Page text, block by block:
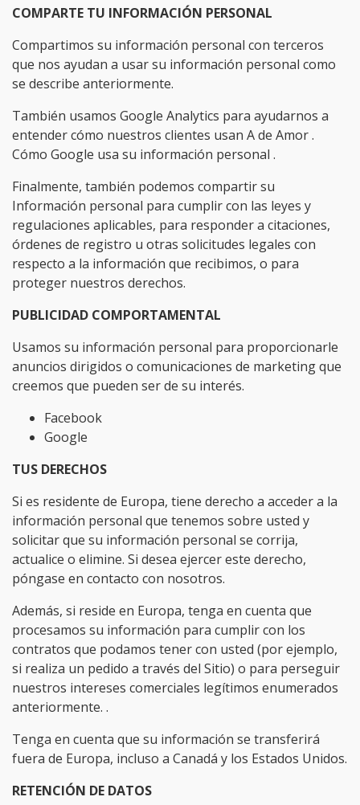
COMPARTE TU INFORMACIÓN PERSONAL
Compartimos su información personal con terceros
que nos ayudan a usar su información personal como
se describe anteriormente.
También usamos Google Analytics para ayudarnos a
entender cómo nuestros clientes usan A de Amor.
Cómo Google usa su información personal .
Finalmente, también podemos compartir su
Información personal para cumplir con las leyes y
regulaciones aplicables, para responder a citaciones,
órdenes de registro u otras solicitudes legales con
respecto a la información que recibimos, o para
proteger nuestros derechos.
PUBLICIDAD COMPORTAMENTAL
Usamos su información personal para proporcionarle
anuncios dirigidos o comunicaciones de marketing que
creemos que pueden ser de su interés.
Facebook
Google
TUS DERECHOS
Si es residente de Europa, tiene derecho a acceder a la
información personal que tenemos sobre usted y
solicitar que su información personal se corrija,
actualice o elimine. Si desea ejercer este derecho,
póngase en contacto con nosotros.
Además, si reside en Europa, tenga en cuenta que
procesamos su información para cumplir con los
contratos que podamos tener con usted (por ejemplo,
si realiza un pedido a través del Sitio) o para perseguir
nuestros intereses comerciales legítimos enumerados
anteriormente. .
Tenga en cuenta que su información se transferirá
fuera de Europa, incluso a Canadá y los Estados Unidos.
RETENCIÓN DE DATOS